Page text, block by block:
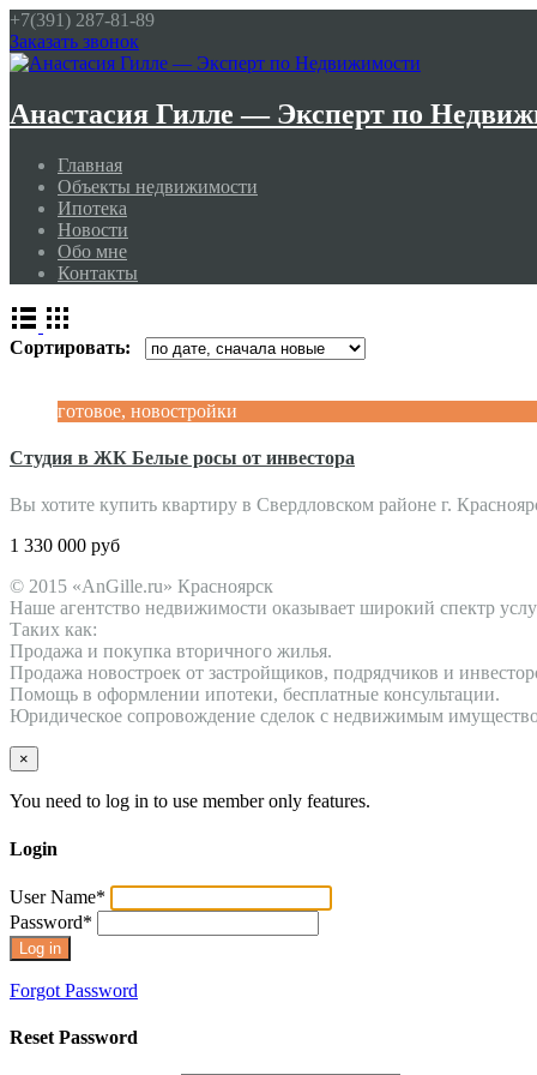
+7(391) 287-81-89
Заказать звонок
Анастасия Гилле — Эксперт по
Главная
Объекты недвижимости
Ипотека
Новости
Обо мне
Контакты
Сортировать:
готовое, новостройки
Студия в ЖК Белые росы от инвестора
Вы хотите купить квартиру в Свердловском районе г.
1 330 000 руб
© 2015 «AnGille.ru» Красноярск
Наше агентство недвижимости оказывает широкий спектр
Таких как:
Продажа и покупка вторичного жилья.
Продажа новостроек от застройщиков, подрядчиков и
Помощь в оформлении ипотеки, бесплатные консультации.
Юридическое сопровождение сделок с недвижимым
×
You need to log in to use member only features.
Login
User Name*
Password*
Forgot Password
Reset Password